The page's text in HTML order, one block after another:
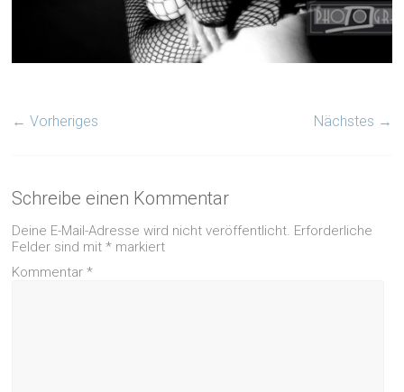
← Vorheriges Nächstes →
Schreibe einen Kommentar
Deine E-Mail-Adresse wird nicht veröffentlicht. Erforderliche
Felder sind mit* markiert
Kommentar*